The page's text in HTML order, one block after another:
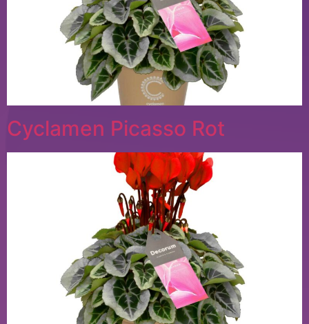
Cyclamen Picasso Rot